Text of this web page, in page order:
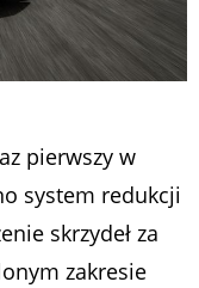
pierwszy w
system redukcji
skrzydeł za
zakresie